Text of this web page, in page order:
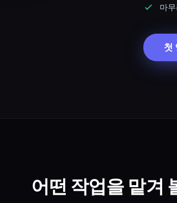
마
첫
어떤 작업을 맡겨